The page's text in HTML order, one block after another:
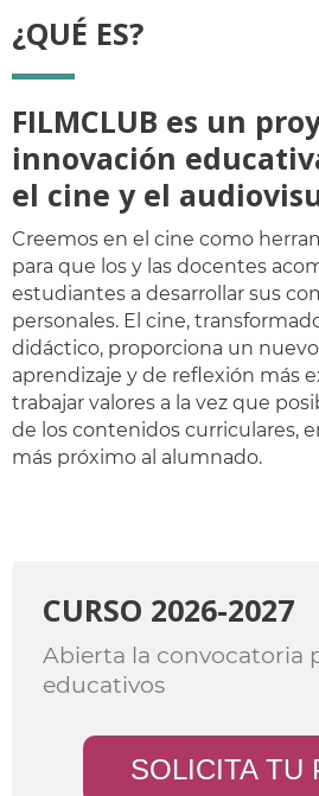
¿QUÉ ES?
FILMCLUB es un
innovación
el cine y el
Creemos en el cine como
para que los y las docentes
estudiantes a desarrollar sus
personales. El cine,
didáctico, proporciona un
aprendizaje y de reflexión más
trabajar valores a la vez que
de los contenidos curriculares,
más próximo al alumnado.
CURSO 2026-2027
Abierta la convocatoria
educativos
SOLICITA TU